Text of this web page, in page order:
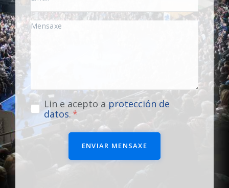
Lin e acepto a protección de
datos.
ENVIAR MENSAXE